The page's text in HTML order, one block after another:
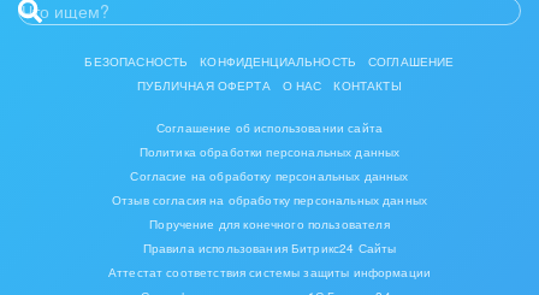
Рынки и торговля
Финансы, бухгалтерия, банки
Химия и нефтехимия
Электроэнергетика
БЕЗОПАСНОСТЬ КОНФИДЕНЦИАЛЬНОСТЬ
СОГЛАШЕНИЕ
ПУБЛИЧНАЯ ОФЕРТА
О НАС КОНТАКТЫ
Соглашение об использовании сайта
Политика обработки персональных данных
Согласие на обработку персональных данных
Отзыв согласия на обработку персональных данных
Поручение для конечного пользователя
Правила использования Битрикс24 Сайты
Аттестат соответствия системы защиты информации